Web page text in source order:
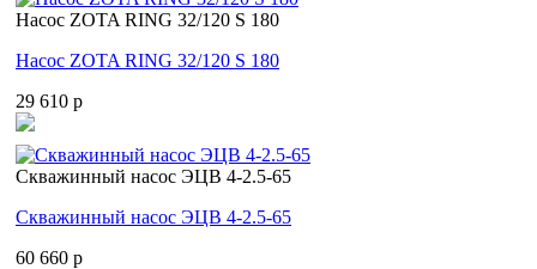
Насос ZOTA RING 32/120 S 180
Насос ZOTA RING 32/120 S 180
29 610 p
Скважинный насос ЭЦВ 4-2.5-65
Скважинный насос ЭЦВ 4-2.5-65
60 660 p